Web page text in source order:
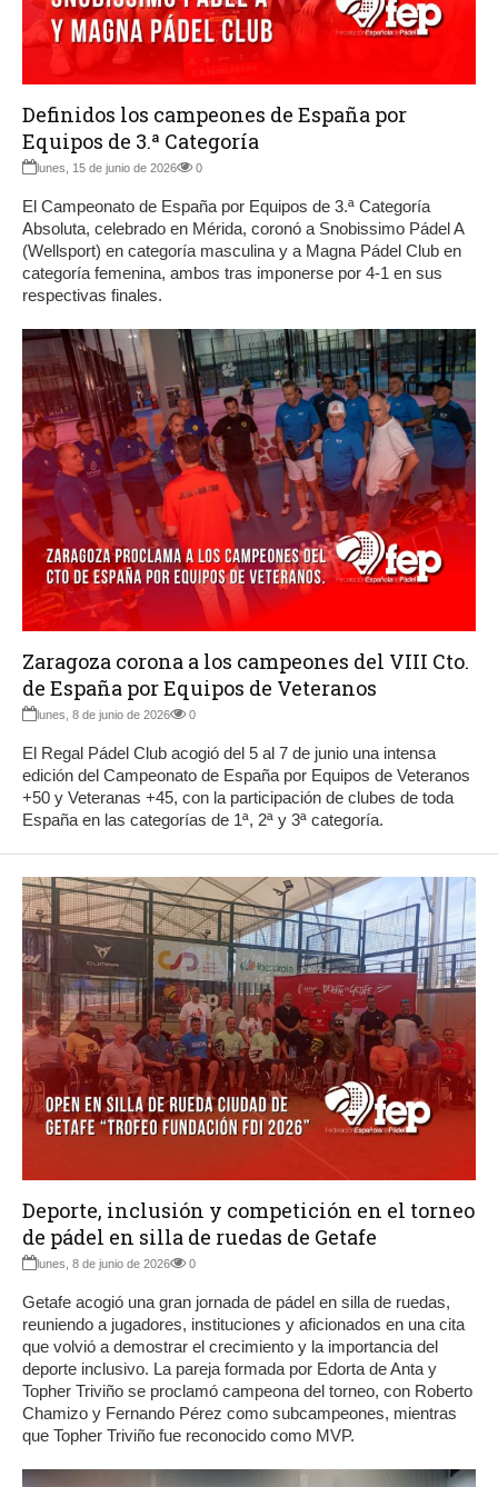
Definidos los campeones de España por
Equipos de 3.ª Categoría
lunes, 15 de junio de 2026 0
El Campeonato de España por Equipos de 3.ª Categoría
Absoluta, celebrado en Mérida, coronó a Snobissimo Pádel A
(Wellsport) en categoría masculina y a Magna Pádel Club en
categoría femenina, ambos tras imponerse por 4-1 en sus
respectivas finales.
Zaragoza corona a los campeones del VIII Cto.
de España por Equipos de Veteranos
lunes, 8 de junio de 2026 0
El Regal Pádel Club acogió del 5 al 7 de junio una intensa
edición del Campeonato de España por Equipos de Veteranos
+50 y Veteranas +45, con la participación de clubes de toda
España en las categorías de 1ª, 2ª y 3ª categoría.
Deporte, inclusión y competición en el torneo
de pádel en silla de ruedas de Getafe
lunes, 8 de junio de 2026 0
Getafe acogió una gran jornada de pádel en silla de ruedas,
reuniendo a jugadores, instituciones y aficionados en una cita
que volvió a demostrar el crecimiento y la importancia del
deporte inclusivo. La pareja formada por Edorta de Anta y
Topher Triviño se proclamó campeona del torneo, con Roberto
Chamizo y Fernando Pérez como subcampeones, mientras
que Topher Triviño fue reconocido como MVP.